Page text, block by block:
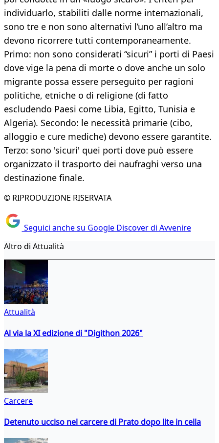
individuarlo, stabiliti dalle norme internazionali,
sono tre e non sono alternativi l’uno all’altro ma
devono ricorrere tutti contemporaneamente.
Primo: non sono considerati “sicuri” i porti di Paesi
dove vige la pena di morte o dove anche un solo
migrante possa essere perseguito per ragioni
politiche, etniche o di religione (di fatto
escludendo Paesi come Libia, Egitto, Tunisia e
Algeria). Secondo: le necessità primarie (cibo,
alloggio e cure mediche) devono essere garantite.
Terzo: sono 'sicuri' quei porti dove può essere
organizzato il trasporto dei naufraghi verso una
destinazione finale.
© RIPRODUZIONE RISERVATA
Seguici anche su Google Discover di Avvenire
Altro di Attualità
Attualità
Al via la XI edizione di "Digithon 2026"
Carcere
Detenuto ucciso nel carcere di Prato dopo lite in cella